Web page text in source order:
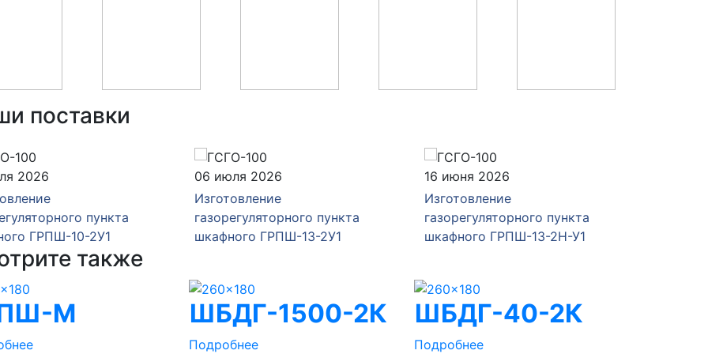
поставки
2026
пункта
ГРПШ-10-2У1
06 июля 2026
Изготовление
газорегуляторного пункта
шкафного ГРПШ-13-2У1
16 июня 2026
Изготовление
газорегуляторного пункта
шкафного ГРПШ-13-2Н-У1
также
М ШБДГ-1500-2К
Подробнее
ШБДГ-40-2К
Подробнее